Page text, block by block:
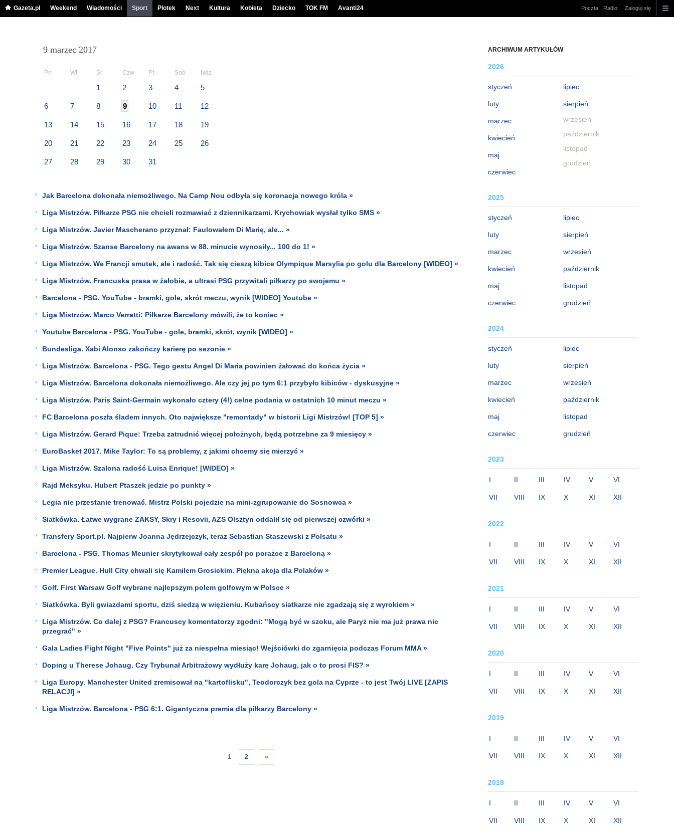
Gazeta.pl Weekend Wiadomości Sport Plotek Next Kultura Kobieta Dziecko TOK FM Avanti24 Poczta Radio Zaloguj się
ARCHIWUM ARTYKUŁÓW
2026
styczeń
luty
marzec
kwiecień
maj
czerwiec
lipiec
sierpień
wrzesień
październik
listopad
grudzień
2025
styczeń
luty
marzec
kwiecień
maj
czerwiec
lipiec
sierpień
wrzesień
październik
listopad
grudzień
2024
styczeń
luty
marzec
kwiecień
maj
czerwiec
lipiec
sierpień
wrzesień
październik
listopad
grudzień
2023
I II III IV V VI
VII VIII IX X XI XII
2022
I II III IV V VI
VII VIII IX X XI XII
2021
I II III IV V VI
VII VIII IX X XI XII
2020
I II III IV V VI
VII VIII IX X XI XII
2019
I II III IV V VI
VII VIII IX X XI XII
2018
I II III IV V VI
VII VIII IX X XI XII
9 marzec 2017
Pn Wt Śr Czw Pt Sob Ndz
1 2 3 4 5
6 7 8 9 10 11 12
13 14 15 16 17 18 19
20 21 22 23 24 25 26
27 28 29 30 31
Jak Barcelona dokonała niemożliwego. Na Camp Nou odbyła się koronacja nowego króla »
Liga Mistrzów. Piłkarze PSG nie chcieli rozmawiać z dziennikarzami. Krychowiak wysłał tylko SMS »
Liga Mistrzów. Javier Mascherano przyznał: Faulowałem Di Marię, ale... »
Liga Mistrzów. Szanse Barcelony na awans w 88. minucie wynosiły... 100 do 1! »
Liga Mistrzów. We Francji smutek, ale i radość. Tak się cieszą kibice Olympique Marsylia po golu dla Barcelony [WIDEO] »
Liga Mistrzów. Francuska prasa w żałobie, a ultrasi PSG przywitali piłkarzy po swojemu »
Barcelona - PSG. YouTube - bramki, gole, skrót meczu, wynik [WIDEO] Youtube »
Liga Mistrzów. Marco Verratti: Piłkarze Barcelony mówili, że to koniec »
Youtube Barcelona - PSG. YouTube - gole, bramki, skrót, wynik [WIDEO] »
Bundesliga. Xabi Alonso zakończy karierę po sezonie »
Liga Mistrzów. Barcelona - PSG. Tego gestu Angel Di Maria powinien żałować do końca życia »
Liga Mistrzów. Barcelona dokonała niemożliwego. Ale czy jej po tym 6:1 przybyło kibiców - dyskusyjne »
Liga Mistrzów. Paris Saint-Germain wykonało cztery (4!) celne podania w ostatnich 10 minut meczu »
FC Barcelona poszła śladem innych. Oto największe "remontady" w historii Ligi Mistrzów! [TOP 5] »
Liga Mistrzów. Gerard Pique: Trzeba zatrudnić więcej położnych, będą potrzebne za 9 miesięcy »
EuroBasket 2017. Mike Taylor: To są problemy, z jakimi chcemy się mierzyć »
Liga Mistrzów. Szalona radość Luisa Enrique! [WIDEO] »
Rajd Meksyku. Hubert Ptaszek jedzie po punkty »
Legia nie przestanie trenować. Mistrz Polski pojedzie na mini-zgrupowanie do Sosnowca »
Siatkówka. Łatwe wygrane ZAKSY, Skry i Resovii, AZS Olsztyn oddalił się od pierwszej czwórki »
Transfery Sport.pl. Najpierw Joanna Jędrzejczyk, teraz Sebastian Staszewski z Polsatu »
Barcelona - PSG. Thomas Meunier skrytykował cały zespół po porażce z Barceloną »
Premier League. Hull City chwali się Kamilem Grosickim. Piękna akcja dla Polaków »
Golf. First Warsaw Golf wybrane najlepszym polem golfowym w Polsce »
Siatkówka. Byli gwiazdami sportu, dziś siedzą w więzieniu. Kubańscy siatkarze nie zgadzają się z wyrokiem »
Liga Mistrzów. Co dalej z PSG? Francuscy komentatorzy zgodni: "Mogą być w szoku, ale Paryż nie ma już prawa nic
przegrać" »
Gala Ladies Fight Night "Five Points" już za niespełna miesiąc! Wejściówki do zgarnięcia podczas Forum MMA »
Doping u Therese Johaug. Czy Trybunał Arbitrażowy wydłuży karę Johaug, jak o to prosi FIS? »
Liga Europy. Manchester United zremisował na "kartoflisku", Teodorczyk bez gola na Cyprze - to jest Twój LIVE [ZAPIS
RELACJI] »
Liga Mistrzów. Barcelona - PSG 6:1. Gigantyczna premia dla piłkarzy Barcelony »
1 2 »